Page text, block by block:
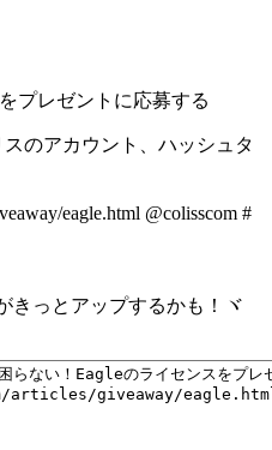
プレゼントに応募する
のアカウント、ハッシュタ
eagle.html @colisscom #
きっとアップするかも！ヾ